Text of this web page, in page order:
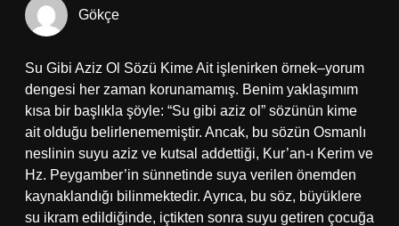
Gökçe
Su Gibi Aziz Ol Sözü Kime Ait işlenirken örnek–yorum
dengesi her zaman korunamamış. Benim yaklaşımım
kısa bir başlıkla şöyle: “Su gibi aziz ol” sözünün kime
ait olduğu belirlenememiştir. Ancak, bu sözün Osmanlı
neslinin suyu aziz ve kutsal addettiği, Kur’an-ı Kerim ve
Hz. Peygamber’in sünnetinde suya verilen önemden
kaynaklandığı bilinmektedir. Ayrıca, bu söz, büyüklere
su ikram edildiğinde, içtikten sonra suyu getiren çocuğa